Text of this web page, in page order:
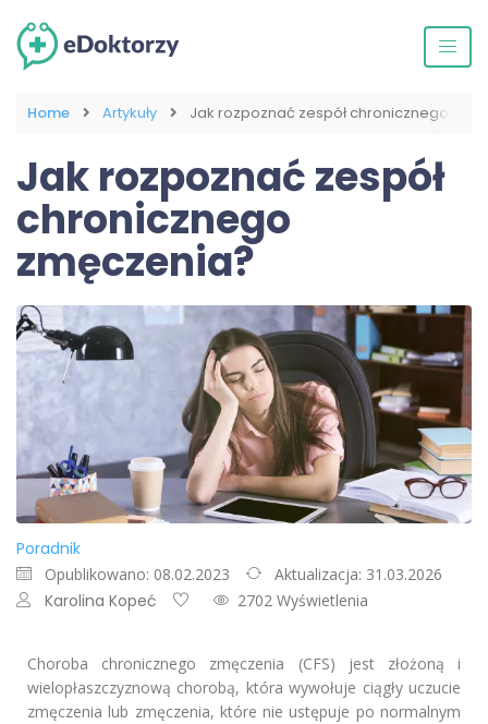
Home Artykuły Jak rozpoznać zespół chronicznego
Jak rozpoznać zespół
chronicznego
zmęczenia?
Poradnik
Opublikowano: 08.02.2023 Aktualizacja: 31.03.2026
Karolina Kopeć 2702 Wyświetlenia
Choroba chronicznego zmęczenia (CFS) jest złożoną i
wielopłaszczyznową chorobą, która wywołuje ciągły uczucie
zmęczenia lub zmęczenia, które nie ustępuje po normalnym